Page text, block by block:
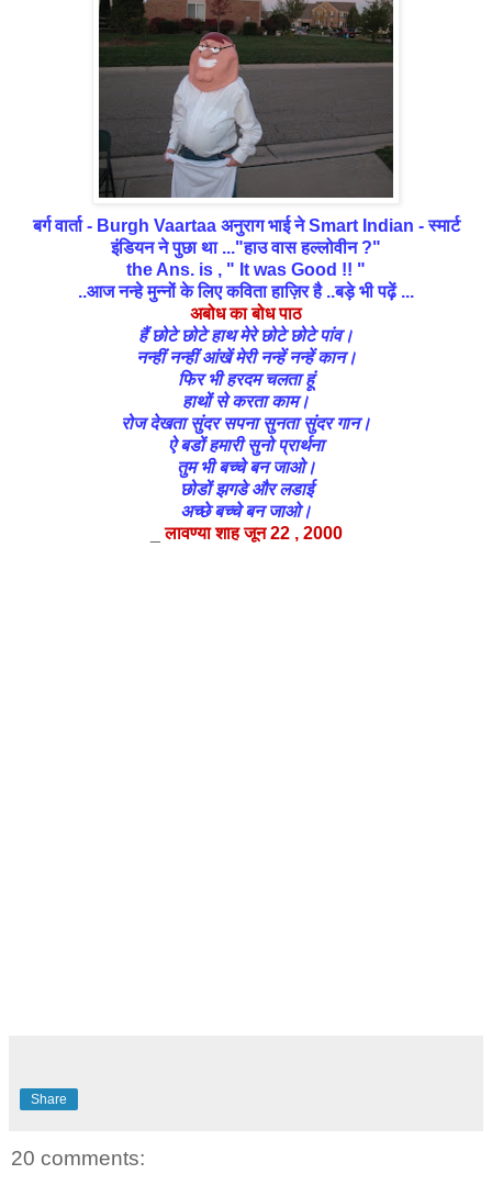
बर्ग वार्ता - Burgh Vaartaaअनुराग भाईने Smart Indian - स्मार्ट
इंडियनने पुछा था ..."हाउ वास हल्लोवीन ?"
the Ans. is , " It was Good !! "
..आज नन्हे मुन्नों के लिए कविता हाज़िर है ..बड़े भी पढ़ें ...
अबोध का बोध पाठ
हैं छोटे छोटे हाथ मेरे छोटे छोटे पांव।
नन्हींनन्हीं आंखें मेरी नन्हें नन्हें कान।
फिरभी हरदम चलता हूं
हाथोंसे करता काम।
रोजदेखता सुंदर सपनासुनतासुंदर गान।
ऐ बडों हमारी सुनो प्रार्थना
तुमभी बच्चे बन जाओ।
छोडोंझगडे और लडाई
अच्छेबच्चे बन जाओ।
लावण्या शाहजून 22 , 2000
Share
20 comments: